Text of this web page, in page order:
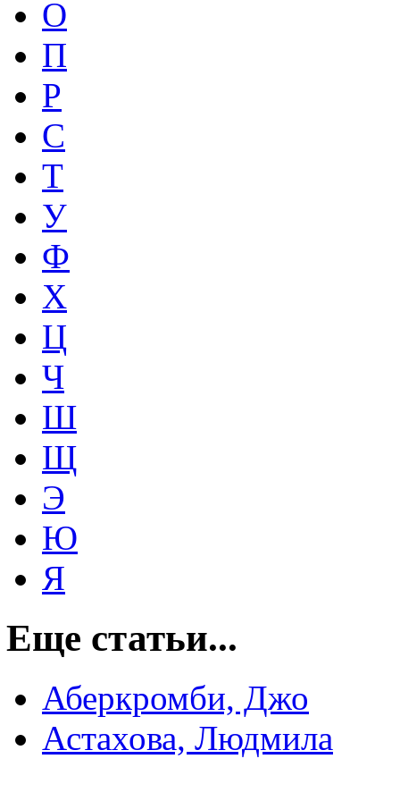
О
П
Р
С
Т
У
Ф
Х
Ц
Ч
Ш
Щ
Э
Ю
Я
Еще статьи...
Аберкромби, Джо
Астахова, Людмила